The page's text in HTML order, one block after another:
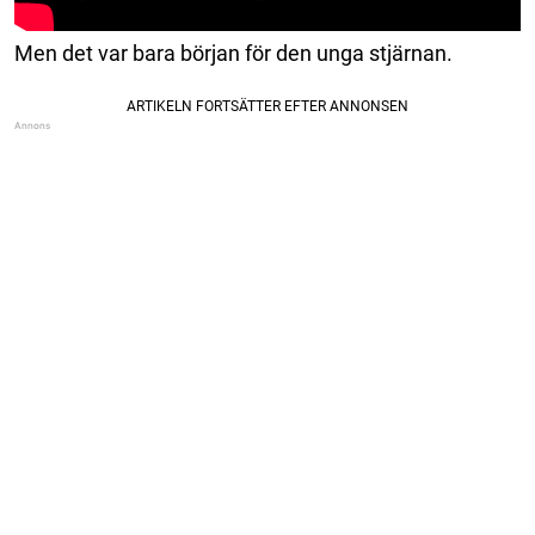
Men det var bara början för den unga stjärnan.